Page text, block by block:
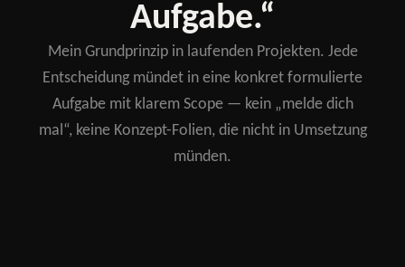
Aufgabe.“
Mein Grundprinzip in laufenden Projekten. Jede
Entscheidung mündet in eine konkret formulierte
Aufgabe mit klarem Scope — kein „melde dich
mal“, keine Konzept-Folien, die nicht in Umsetzung
münden.